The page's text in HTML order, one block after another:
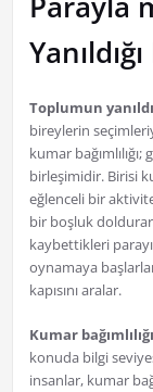
Toplumun
bireylerin
kumar
birleşimidir. Birisi
eğlenceli bir
bir boşluk
kaybettikleri
oynamaya
kapısını aralar.
Kumar
konuda bilgi
insanlar, kumar